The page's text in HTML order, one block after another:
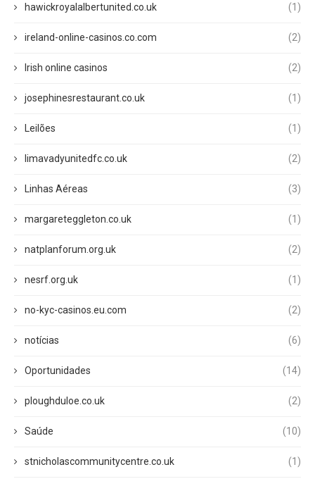
hawickroyalalbertunited.co.uk (1)
ireland-online-casinos.co.com (2)
Irish online casinos (2)
josephinesrestaurant.co.uk (1)
Leilões (1)
limavadyunitedfc.co.uk (2)
Linhas Aéreas (3)
margareteggleton.co.uk (1)
natplanforum.org.uk (2)
nesrf.org.uk (1)
no-kyc-casinos.eu.com (2)
notícias (6)
Oportunidades (14)
ploughduloe.co.uk (2)
Saúde (10)
stnicholascommunitycentre.co.uk (1)